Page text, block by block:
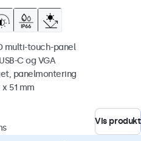
multi-touch-panel
C og VGA
panelmontering
51 mm
Vis produkt